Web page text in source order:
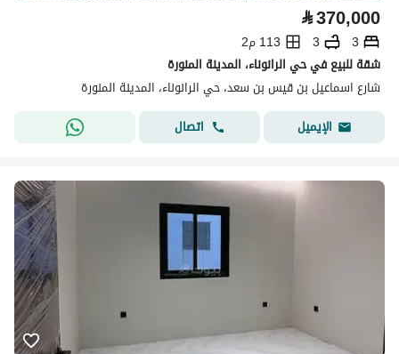
⃁370,000
3
3
113 م2
شقة للبيع في حي الرانوناء، المدينة المنورة
شارع اسماعيل بن قيس بن سعد، حي الرانوناء، المدينة المنورة
الإيميل
اتصال